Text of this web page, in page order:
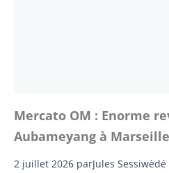
Mercato OM : Enorme
Aubameyang à
2 juillet 2026 parJules Sessiwèdé